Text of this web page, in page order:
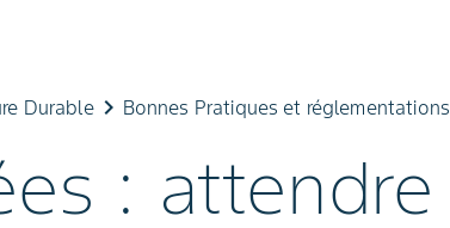
Durablekeyboard_arrow_right Bonnes Pratiques et réglementations
: attendre